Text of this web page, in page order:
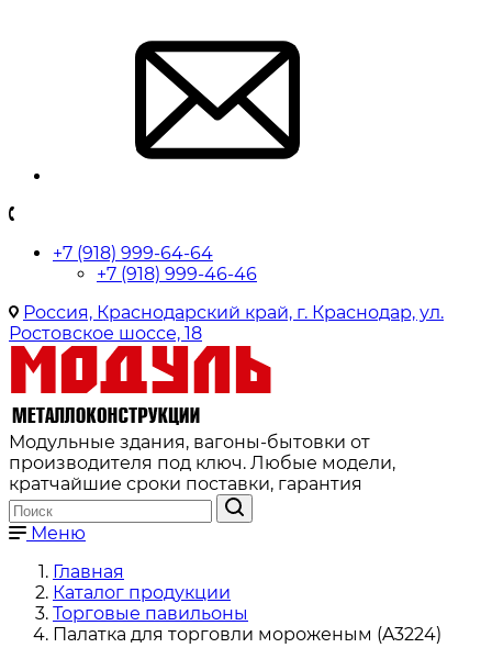
+7 (918) 999-64-64
+7 (918) 999-46-46
Россия, Краснодарский край, г. Краснодар, ул.
Ростовское шоссе, 18
Модульные здания, вагоны-бытовки от
производителя под ключ. Любые модели,
кратчайшие сроки поставки, гарантия
Меню
Главная
Каталог продукции
Торговые павильоны
Палатка для торговли мороженым (A3224)